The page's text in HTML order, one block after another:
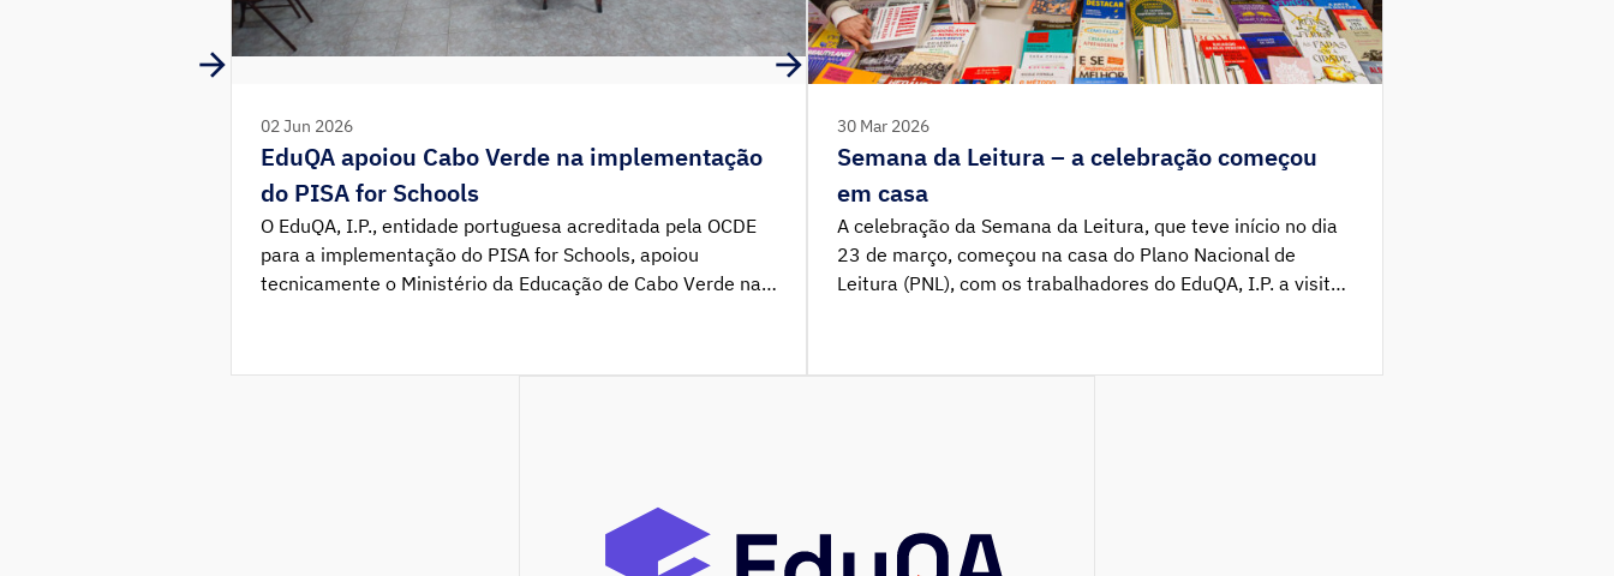
02 Jun 2026
EduQA apoiou Cabo Verde na implementação
do PISA for Schools
O EduQA, I.P., entidade portuguesa acreditada pela OCDE
para a implementação do PISA for Schools, apoiou
tecnicamente o Ministério da Educação de Cabo Verde na
30 Mar 2026
Semana da Leitura – a celebração começou
em casa
A celebração da Semana da Leitura, que teve início no dia
23 de março, começou na casa do Plano Nacional de
Leitura (PNL), com os trabalhadores do EduQA, I.P. a visitar
pôr em prática um […]